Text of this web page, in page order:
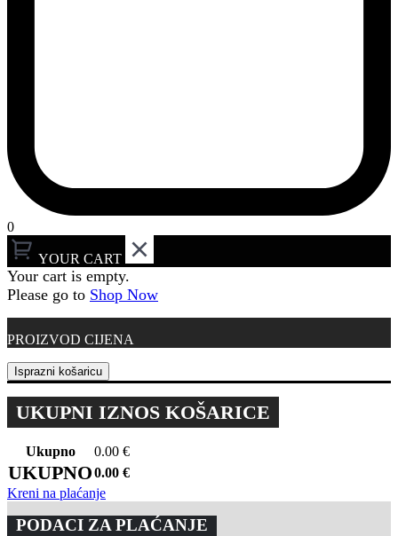
0
YOUR CART
Your cart is empty.
Please go to Shop Now
PROIZVOD CIJENA
Isprazni košaricu
UKUPNI IZNOS KOŠARICE
Ukupno 0.00 €
UKUPNO0.00 €
Kreni na plaćanje
PODACI ZA PLAĆANJE